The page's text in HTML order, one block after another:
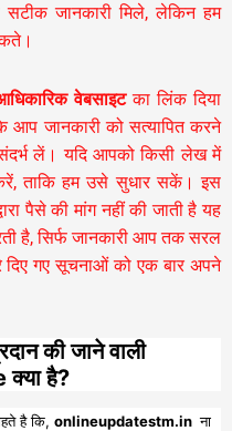
जानकारी मिले, लेकिन हम
वेबसाइटका लिंक दिया
जानकारी को सत्यापित करने
लें। यदि आपको किसी लेख में
ताकि हम उसे सुधार सकें। इस
पैसे की मांग नहीं की जाती है यह
है,सिर्फ जानकारी आप तक सरल
दिए गए सूचनाओं को एक बार अपने
की जाने वाली
क्या है?
है कि, onlineupdatestm.in ना